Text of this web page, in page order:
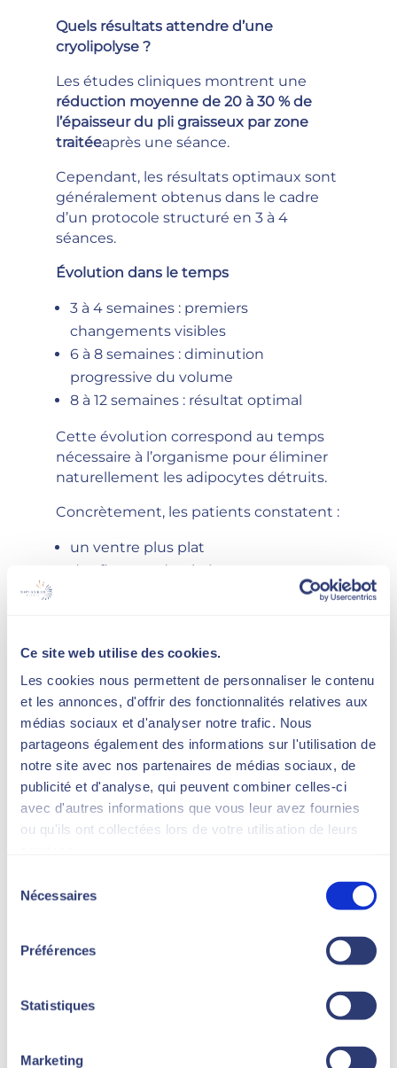
Ce site web utilise des cookies.
Les cookies nous permettent de personnaliser le contenu
et les annonces, d'offrir des fonctionnalités relatives aux
médias sociaux et d'analyser notre trafic. Nous
partageons également des informations sur l'utilisation de
notre site avec nos partenaires de médias sociaux, de
publicité et d'analyse, qui peuvent combiner celles-ci
avec d'autres informations que vous leur avez fournies
ou qu'ils ont collectées lors de votre utilisation de leurs
Nécessaires
Préférences
Statistiques
Marketing
Quels résultats attendre d’une
cryolipolyse ?
Les études cliniques montrent une
réduction moyenne de 20 à 30 % de
l’épaisseur du pli graisseux par zone
traitéeaprès une séance.
Cependant, les résultats optimaux sont
généralement obtenus dans le cadre
d’un protocole structuré en 3 à 4
séances.
Évolution dans le temps
3 à 4 semaines : premiers
changements visibles
6 à 8 semaines : diminution
progressive du volume
8 à 12 semaines : résultat optimal
Cette évolution correspond au temps
nécessaire à l’organisme pour éliminer
naturellement les adipocytes détruits.
Concrètement, les patients constatent :
un ventre plus plat
des flancs redessinés
Les cellules graisseuses éliminées ne se
régénèrent pas. Les résultats sont donc
durables, sous réserve d’un mode de vie
équilibré.
Combien de séances sont nécessaires ?
La réponse dépend de plusieurs
facteurs :
zone traitée
de3 séances
d’optimiser et d’homogénéiser le